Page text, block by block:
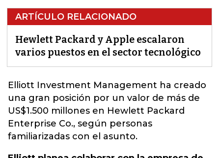
ARTÍCULO RELACIONADO
Hewlett Packard y Apple escalaron
varios puestos en el sector tecnológico
Elliott Investment Management ha creado
una gran posición por un valor de más de
US$1.500 millones en Hewlett Packard
Enterprise Co., según personas
familiarizadas con el asunto.